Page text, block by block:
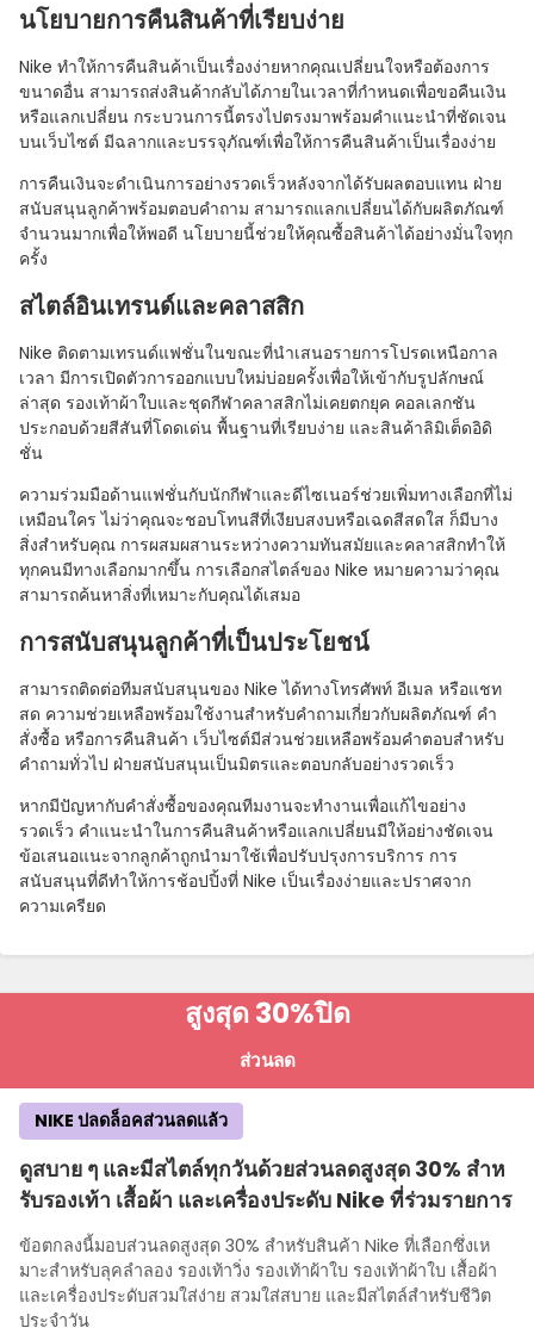
Language:
(TH)
Country:
นโยบายการคืนสินค้าที่เรียบง่าย
Nike ทําให้การคืนสินค้าเป็นเรื่องง่ายหากคุณเปลี่ยนใจหรือต้องการ
ขนาดอื่น สามารถส่งสินค้ากลับได้ภายในเวลาที่กําหนดเพื่อขอคืนเงิน
หรือแลกเปลี่ยน กระบวนการนี้ตรงไปตรงมาพร้อมคําแนะนําที่ชัดเจน
บนเว็บไซต์ มีฉลากและบรรจุภัณฑ์เพื่อให้การคืนสินค้าเป็นเรื่องง่าย
การคืนเงินจะดําเนินการอย่างรวดเร็วหลังจากได้รับผลตอบแทน ฝ่าย
สนับสนุนลูกค้าพร้อมตอบคําถาม สามารถแลกเปลี่ยนได้กับผลิตภัณฑ์
จํานวนมากเพื่อให้พอดี นโยบายนี้ช่วยให้คุณซื้อสินค้าได้อย่างมั่นใจทุก
ครั้ง
สไตล์อินเทรนด์และคลาสสิก
Nike ติดตามเทรนด์แฟชั่นในขณะที่นําเสนอรายการโปรดเหนือกาล
เวลา มีการเปิดตัวการออกแบบใหม่บ่อยครั้งเพื่อให้เข้ากับรูปลักษณ์
ล่าสุด รองเท้าผ้าใบและชุดกีฬาคลาสสิกไม่เคยตกยุค คอลเลกชัน
ประกอบด้วยสีสันที่โดดเด่น พื้นฐานที่เรียบง่าย และสินค้าลิมิเต็ดอิดิ
ชั่น
ความร่วมมือด้านแฟชั่นกับนักกีฬาและดีไซเนอร์ช่วยเพิ่มทางเลือกที่ไม่
เหมือนใคร ไม่ว่าคุณจะชอบโทนสีที่เงียบสงบหรือเฉดสีสดใส ก็มีบาง
สิ่งสําหรับคุณ การผสมผสานระหว่างความทันสมัยและคลาสสิกทําให้
ทุกคนมีทางเลือกมากขึ้น การเลือกสไตล์ของ Nike หมายความว่าคุณ
สามารถค้นหาสิ่งที่เหมาะกับคุณได้เสมอ
การสนับสนุนลูกค้าที่เป็นประโยชน์
สามารถติดต่อทีมสนับสนุนของ Nike ได้ทางโทรศัพท์ อีเมล หรือแชท
สด ความช่วยเหลือพร้อมใช้งานสําหรับคําถามเกี่ยวกับผลิตภัณฑ์ คํา
สั่งซื้อ หรือการคืนสินค้า เว็บไซต์มีส่วนช่วยเหลือพร้อมคําตอบสําหรับ
คําถามทั่วไป ฝ่ายสนับสนุนเป็นมิตรและตอบกลับอย่างรวดเร็ว
หากมีปัญหากับคําสั่งซื้อของคุณทีมงานจะทํางานเพื่อแก้ไขอย่าง
รวดเร็ว คําแนะนําในการคืนสินค้าหรือแลกเปลี่ยนมีให้อย่างชัดเจน
ข้อเสนอแนะจากลูกค้าถูกนํามาใช้เพื่อปรับปรุงการบริการ การ
สนับสนุนที่ดีทําให้การช้อปปิ้งที่ Nike เป็นเรื่องง่ายและปราศจาก
ความเครียด
สูงสุด 30%ปิด
ส่วนลด
ดูสบาย ๆ และมีสไตล์ทุกวันด้วยส่วนลดสูงสุด 30% สําห
รับรองเท้า เสื้อผ้า และเครื่องประดับ Nike ที่ร่วมรายการ
ข้อตกลงนี้มอบส่วนลดสูงสุด 30% สําหรับสินค้า Nike ที่เลือกซึ่งเห
มาะสําหรับลุคลําลอง รองเท้าวิ่ง รองเท้าผ้าใบ รองเท้าผ้าใบ เสื้อผ้า
และเครื่องประดับสวมใส่ง่าย สวมใส่สบาย และมีสไตล์สําหรับชีวิต
ประจําวัน
NIKE ปลดล็อคส่วนลดแล้ว